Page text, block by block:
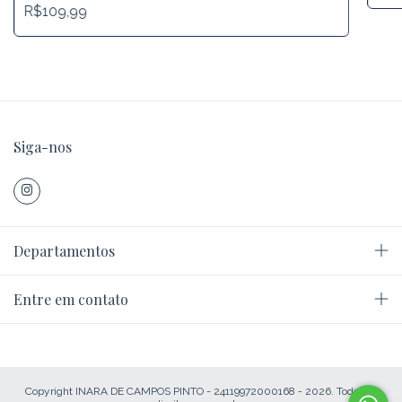
R$109,99
Siga-nos
Departamentos
Entre em contato
Copyright INARA DE CAMPOS PINTO - 24119972000168 - 2026. Todos os